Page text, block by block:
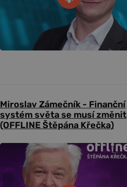
Miroslav Zámečník - Finanční
systém světa se musí změnit
(OFFLINE Štěpána Křečka)